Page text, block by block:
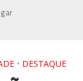
• DESTAQUE